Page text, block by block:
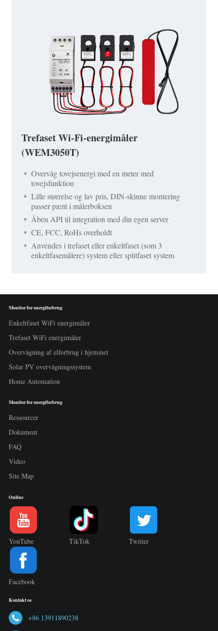
Trefaset Wi-Fi-energimåler
(WEM3050T)
Overvåg tovejsenergi med en meter med
tovejsfunktion
Lille størrelse og lav pris, DIN-skinne montering
passer pænt i målerboksen
Åben API til integration med din egen server
CE, FCC, RoHs overholdt
Anvendes i trefaset eller enkeltfaset (som 3
enkeltfasemålere) system eller splitfaset system
Monitor for energiforbrug
Enkeltfaset WiFi energimåler
Trefaset WiFi energimåler
Overvågning af elforbrug i hjemmet
Solar PV overvågningssystem
Home Automation
Monitor for energiforbrug
Ressourcer
Dokument
FAQ
Video
Site Map
Online
YouTube TikTok Twitter
Facebook
Kontakt os
+86 13911890238